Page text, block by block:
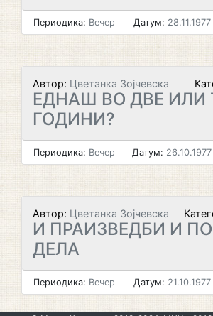
Периодика: Вечер Датум: 28.11.1977
Автор: Цветанка Зојчевска
ЕДНАШ ВО ДВЕ ИЛИ
ГОДИНИ?
Периодика: Вечер Датум: 26.10.1977
Автор: Цветанка Зојчевска
И ПРАИЗВЕДБИ И
ДЕЛА
Периодика: Вечер Датум: 21.10.1977